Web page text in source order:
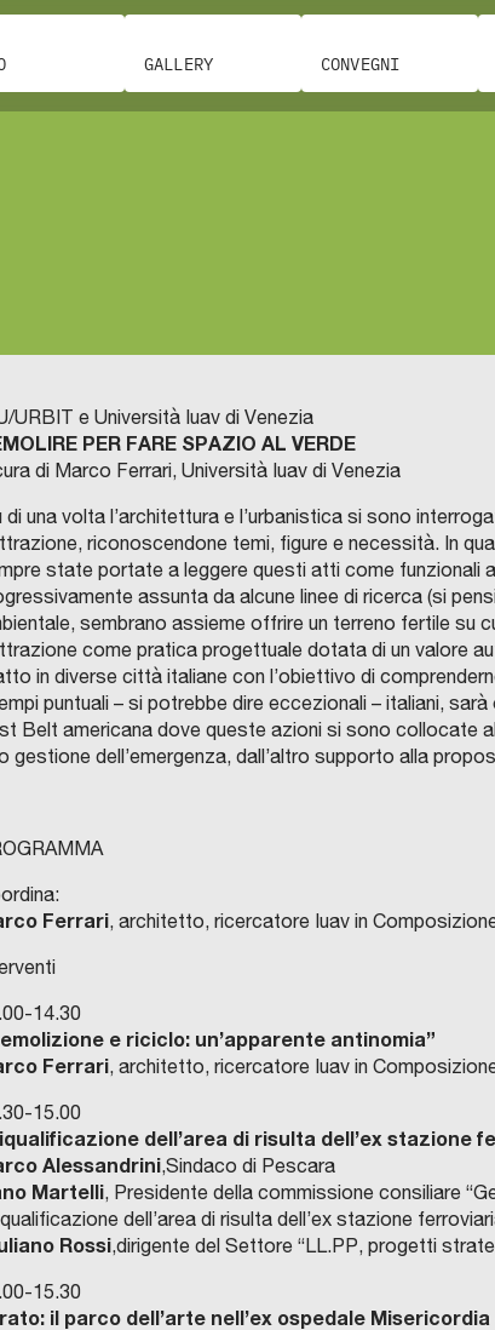
GALLERY CONVEGNI
URBIT e Università Iuav di Venezia
PER FARE SPAZIO AL VERDE
di Marco Ferrari, Università Iuav di Venezia
di una volta l’architettura e l’urbanistica si sono
riconoscendone temi, figure e necessità. In
state portate a leggere questi atti come funzionali
assunta da alcune linee di ricerca (si
sembrano assieme offrire un terreno fertile su
come pratica progettuale dotata di un valore
in diverse città italiane con l’obiettivo di
puntuali – si potrebbe dire eccezionali – italiani,
Belt americana dove queste azioni si sono collocate
gestione dell’emergenza, dall’altro supporto alla
Ferrari, architetto, ricercatore Iuav in
14.30
e riciclo: un’apparente antinomia”
Ferrari, architetto, ricercatore Iuav in
15.00
dell’area di risulta dell’ex stazione
Alessandrini,Sindaco di Pescara
Martelli, Presidente della commissione consiliare
dell’area di risulta dell’ex stazione
Rossi,dirigente del Settore “LL.PP, progetti
15.30
il parco dell’arte nell’ex ospedale Misericordia